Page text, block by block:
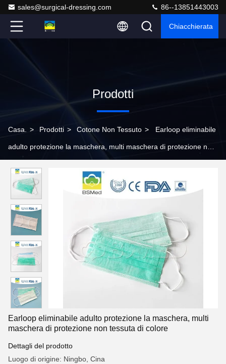
sales@surgical-dressing.com 86--13851443003
Chiacchierata
Prodotti
Casa. > Prodotti > Cotone Non Tessuto > Earloop eliminabile
adulto protezione la maschera, multi maschera di protezione non
Earloop eliminabile adulto protezione la maschera, multi
maschera di protezione non tessuta di colore
Dettagli del prodotto
Luogo di origine: Ningbo, Cina